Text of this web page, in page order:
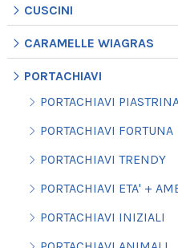
CUSCINI
CARAMELLE WIAGRAS
PORTACHIAVI
PORTACHIAVI
PORTACHIAVI FORTUNA
PORTACHIAVI TRENDY
PORTACHIAVI ETA' +
PORTACHIAVI INIZIALI